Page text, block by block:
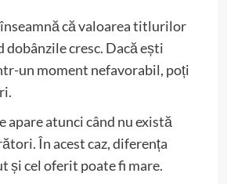
că valoarea titlurilor
dobânzile cresc. Dacă ești
un moment nefavorabil, poți
apare atunci când nu există
În acest caz, diferența
și cel oferit poate fi mare.